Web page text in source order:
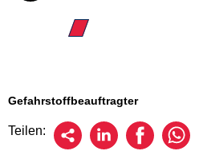
☰ 2026
Gefahrstoffbeauftragter
Teilen: